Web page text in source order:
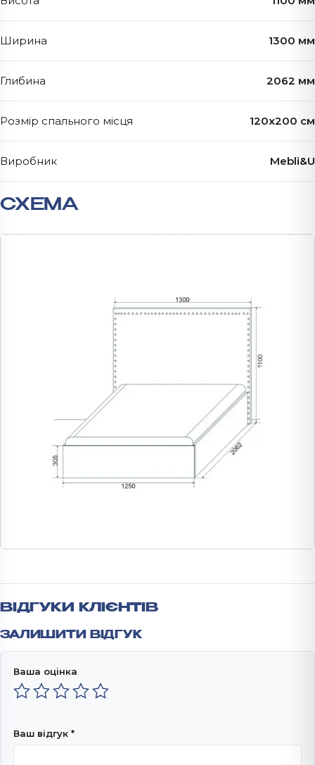
Ширина 1300 мм
Глибина 2062 мм
Розмір спального місця 120х200 см
Виробник Mebli&U
СХЕМА
ВІДГУКИ КЛІЄНТІВ
ЗАЛИШИТИ ВІДГУК
Ваша оцінка
Ваш відгук *